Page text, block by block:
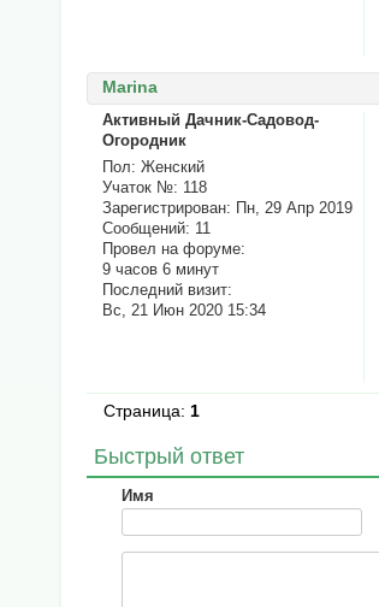
Marina
Активный Дачник-Садовод-
Огородник
Пол: Женский
Учаток №: 118
Зарегистрирован: Пн, 29 Апр 2019
Сообщений: 11
Провел на форуме:
9 часов 6 минут
Последний визит:
Вс, 21 Июн 2020 15:34
Страница: 1
Быстрый ответ
Имя